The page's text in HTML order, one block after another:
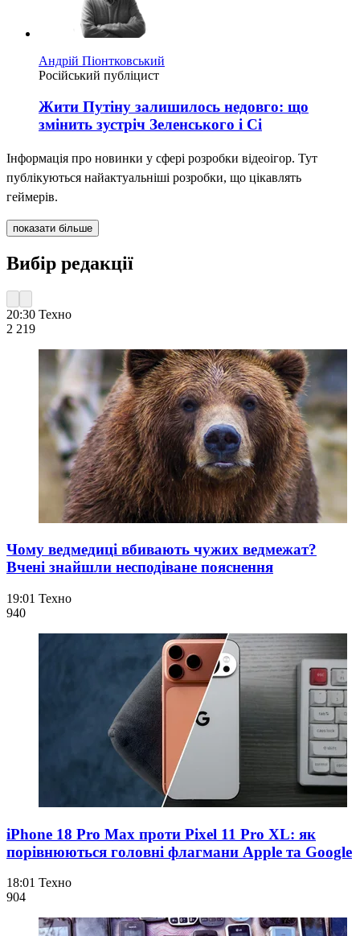
Андрій Піонтковський
Російський публіцист
Жити Путіну залишилось недовго: що
змінить зустріч Зеленського і Сі
Інформація про новинки у сфері розробки відеоігор. Тут
публікуються найактуальніші розробки, що цікавлять
геймерів.
показати більше
Вибір редакції
20:30 Техно
2 219
Чому ведмедиці вбивають чужих ведмежат?
Вчені знайшли несподіване пояснення
19:01 Техно
940
iPhone 18 Pro Max проти Pixel 11 Pro XL: як
порівнюються головні флагмани Apple та Google
18:01 Техно
904